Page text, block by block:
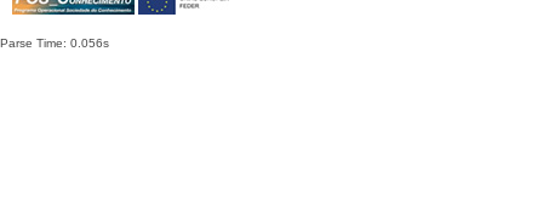
Parse Time: 0.056s